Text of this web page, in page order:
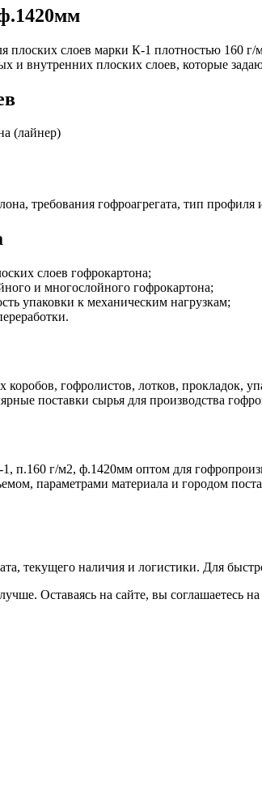
слоев марки К-1 плотностью 160 г/
и внутренних плоских слоев, которые
(лайнер)
требования гофроагрегата, тип профиля
слоев гофрокартона;
и многослойного гофрокартона;
упаковки к механическим нагрузкам;
гофролистов, лотков, прокладок,
поставки сырья для производства
г/м2, ф.1420мм оптом для
параметрами материала и городом
текущего наличия и логистики. Для
Оставаясь на сайте, вы соглашаетесь